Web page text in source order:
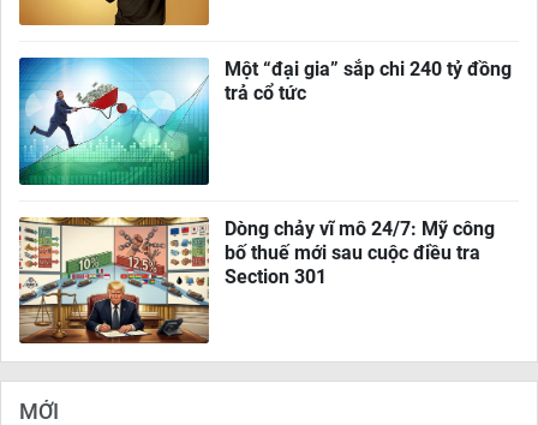
Một “đại gia” sắp chi 240 tỷ đồng
trả cổ tức
Dòng chảy vĩ mô 24/7: Mỹ công
bố thuế mới sau cuộc điều tra
Section 301
MỚI